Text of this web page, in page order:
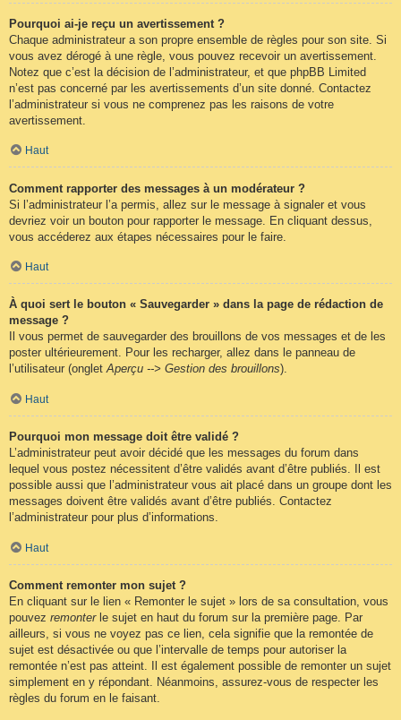
Pourquoi ai-je reçu un avertissement ?
Chaque administrateur a son propre ensemble de règles pour son site. Si
vous avez dérogé à une règle, vous pouvez recevoir un avertissement.
Notez que c’est la décision de l’administrateur, et que phpBB Limited
n’est pas concerné par les avertissements d’un site donné. Contactez
l’administrateur si vous ne comprenez pas les raisons de votre
avertissement.
Haut
Comment rapporter des messages à un modérateur ?
Si l’administrateur l’a permis, allez sur le message à signaler et vous
devriez voir un bouton pour rapporter le message. En cliquant dessus,
vous accéderez aux étapes nécessaires pour le faire.
Haut
À quoi sert le bouton « Sauvegarder » dans la page de rédaction de
message ?
Il vous permet de sauvegarder des brouillons de vos messages et de les
poster ultérieurement. Pour les recharger, allez dans le panneau de
l’utilisateur (ongletAperçu --> Gestion des brouillons).
Haut
Pourquoi mon message doit être validé ?
L’administrateur peut avoir décidé que les messages du forum dans
lequel vous postez nécessitent d’être validés avant d’être publiés. Il est
possible aussi que l’administrateur vous ait placé dans un groupe dont les
messages doivent être validés avant d’être publiés. Contactez
l’administrateur pour plus d’informations.
Haut
Comment remonter mon sujet ?
En cliquant sur le lien « Remonter le sujet » lors de sa consultation, vous
pouvez remonterle sujet en haut du forum sur la première page. Par
ailleurs, si vous ne voyez pas ce lien, cela signifie que la remontée de
sujet est désactivée ou que l’intervalle de temps pour autoriser la
remontée n’est pas atteint. Il est également possible de remonter un sujet
simplement en y répondant. Néanmoins, assurez-vous de respecter les
règles du forum en le faisant.